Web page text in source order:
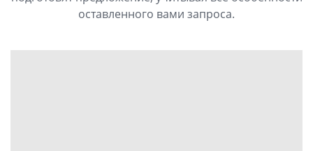
оставленного вами запроса.